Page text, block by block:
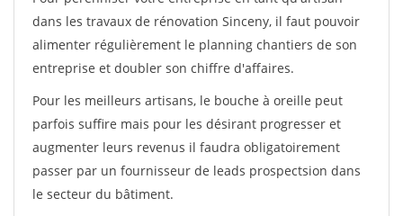
dans les travaux de rénovation Sinceny, il faut pouvoir
alimenter régulièrement le planning chantiers de son
entreprise et doubler son chiffre d'affaires.
Pour les meilleurs artisans, le bouche à oreille peut
parfois suffire mais pour les désirant progresser et
augmenter leurs revenus il faudra obligatoirement
passer par un fournisseur de leads prospectsion dans
le secteur du bâtiment.